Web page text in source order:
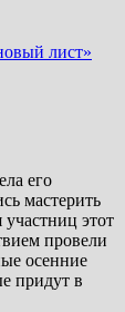
лист»
его
мастерить
этот
провели
осенние
придут в